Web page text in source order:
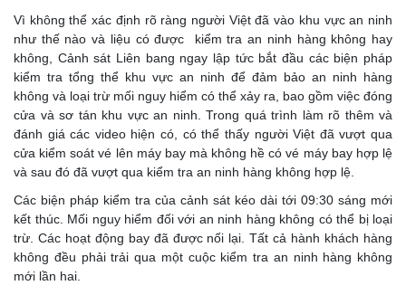
Vì không thể xác định rõ ràng người Việt đã vào khu vực an ninh
như thế nào và liệu có được kiểm tra an ninh hàng không hay
không, Cảnh sát Liên bang ngay lập tức bắt đầu các biện pháp
kiểm tra tổng thể khu vực an ninh để đảm bảo an ninh hàng
không và loại trừ mối nguy hiểm có thể xảy ra, bao gồm việc đóng
cửa và sơ tán khu vực an ninh. Trong quá trình làm rõ thêm và
đánh giá các video hiện có, có thể thấy người Việt đã vượt qua
cửa kiểm soát vé lên máy bay mà không hề có vé máy bay hợp lệ
và sau đó đã vượt qua kiểm tra an ninh hàng không hợp lệ.
Các biện pháp kiểm tra của cảnh sát kéo dài tới 09:30 sáng mới
kết thúc. Mối nguy hiểm đối với an ninh hàng không có thể bị loại
trừ. Các hoạt động bay đã được nối lại. Tất cả hành khách hàng
không đều phải trải qua một cuộc kiểm tra an ninh hàng không
mới lần hai.